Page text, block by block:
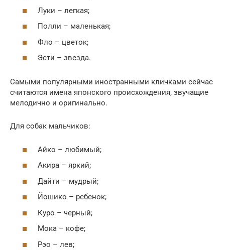
Луки – легкая;
Полли – маленькая;
Фло – цветок;
Эсти – звезда.
Самыми популярными иностранными кличками сейчас
считаются имена японского происхождения, звучащие
мелодично и оригинально.
Для собак мальчиков:
Айко – любимый;
Акира – яркий;
Дайти – мудрый;
Йошико – ребенок;
Куро – черный;
Мока – кофе;
Рэо – лев;